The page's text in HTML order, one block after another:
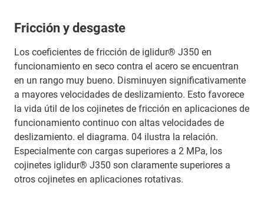
Fricción y desgaste
Los coeficientes de fricción de iglidur® J350 en
funcionamiento en seco contra el acero se encuentran
en un rango muy bueno. Disminuyen significativamente
a mayores velocidades de deslizamiento. Esto favorece
la vida útil de los cojinetes de fricción en aplicaciones de
funcionamiento continuo con altas velocidades de
deslizamiento. el diagrama. 04 ilustra la relación.
Especialmente con cargas superiores a 2 MPa, los
cojinetes iglidur® J350 son claramente superiores a
otros cojinetes en aplicaciones rotativas.